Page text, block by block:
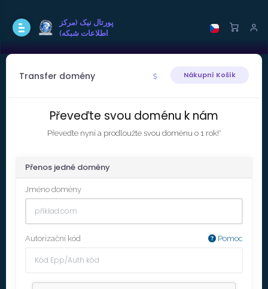
پورتال نيک (مرکز
اطلاعات شبکه)
Transfer domény Nákupní Košík
Převeďte svou doménu k nám
Převeďte nyní a prodloužte svou doménu o 1 rok!*
Přenos jedné domény
Jméno domény
Autorizační kód Pomoc